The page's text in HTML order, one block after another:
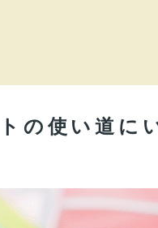
の使い道に